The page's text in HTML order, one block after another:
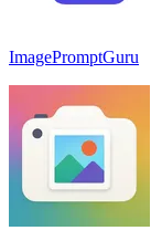
ImagePromptGuru